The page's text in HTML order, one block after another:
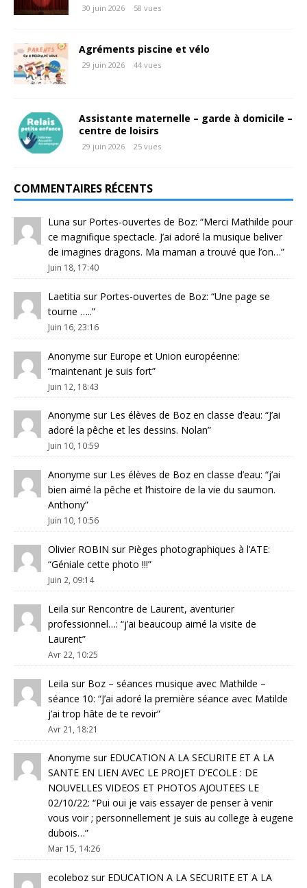
30 juin 2026 58 vues
Agréments piscine et vélo
29 juin 2026 44 vues
Assistante maternelle – garde à domicile –
centre de loisirs
29 juin 2026 25 vues
COMMENTAIRES RÉCENTS
Luna sur Portes-ouvertes de Boz: “Merci Mathilde pour
ce magnifique spectacle. J’ai adoré la musique beliver
de imagines dragons. Ma maman a trouvé que l’on…”
Juin 18, 17:40
Laetitia sur Portes-ouvertes de Boz: “Une page se
tourne …..”
Juin 16, 23:16
Anonyme sur Europe et Union européenne:
“maintenant je suis fort”
Juin 12, 18:43
Anonyme sur Les élèves de Boz en classe d’eau: “J’ai
adoré la pêche et les dessins. Nolan”
Juin 10, 10:59
Anonyme sur Les élèves de Boz en classe d’eau: “j’ai
bien aimé la pêche et l’histoire de la vie du saumon.
Anthony”
Juin 10, 10:56
Olivier ROBIN sur Pièges photographiques à l’ATE:
“Géniale cette photo !!!”
Juin 2, 09:14
Leila sur Rencontre de Laurent, aventurier
professionnel…: “j’ai beaucoup aimé la visite de
Laurent”
Avr 22, 10:25
Leila sur Boz – séances musique avec Mathilde –
séance 10: “J’ai adoré la première séance avec Matilde
j’ai trop hâte de te revoir”
Avr 21, 18:21
Anonyme sur EDUCATION A LA SECURITE ET A LA
SANTE EN LIEN AVEC LE PROJET D’ECOLE : DE
NOUVELLES VIDEOS ET PHOTOS AJOUTEES LE
02/10/22: “Pui oui je vais essayer de penser à venir
vous voir ; personnellement je suis au college à eugene
dubois…”
Mar 15, 14:26
ecoleboz sur EDUCATION A LA SECURITE ET A LA